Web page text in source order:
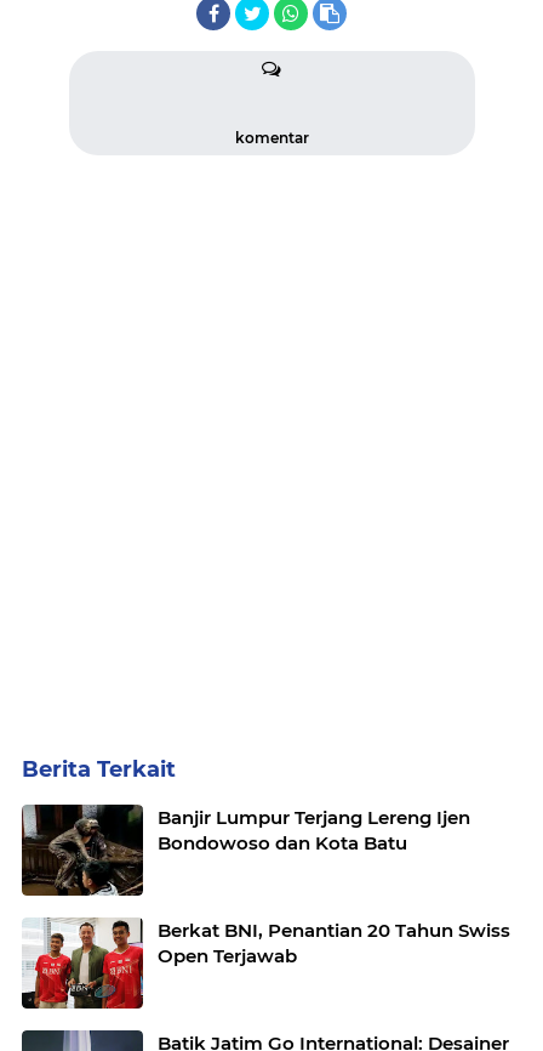
komentar
Berita Terkait
Banjir Lumpur Terjang Lereng Ijen
Bondowoso dan Kota Batu
Berkat BNI, Penantian 20 Tahun Swiss
Open Terjawab
Batik Jatim Go International: Desainer